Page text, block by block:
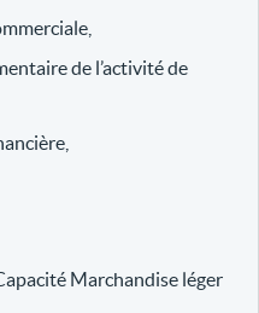
de l’activité de
Marchandise léger